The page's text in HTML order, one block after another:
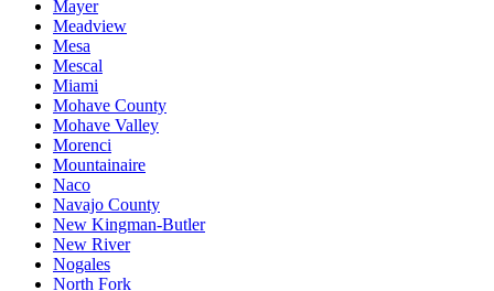
Mayer
Meadview
Mesa
Mescal
Miami
Mohave County
Mohave Valley
Morenci
Mountainaire
Naco
Navajo County
New Kingman-Butler
New River
Nogales
North Fork